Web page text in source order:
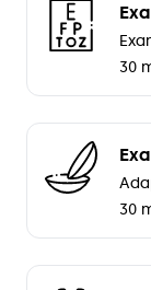
30
30